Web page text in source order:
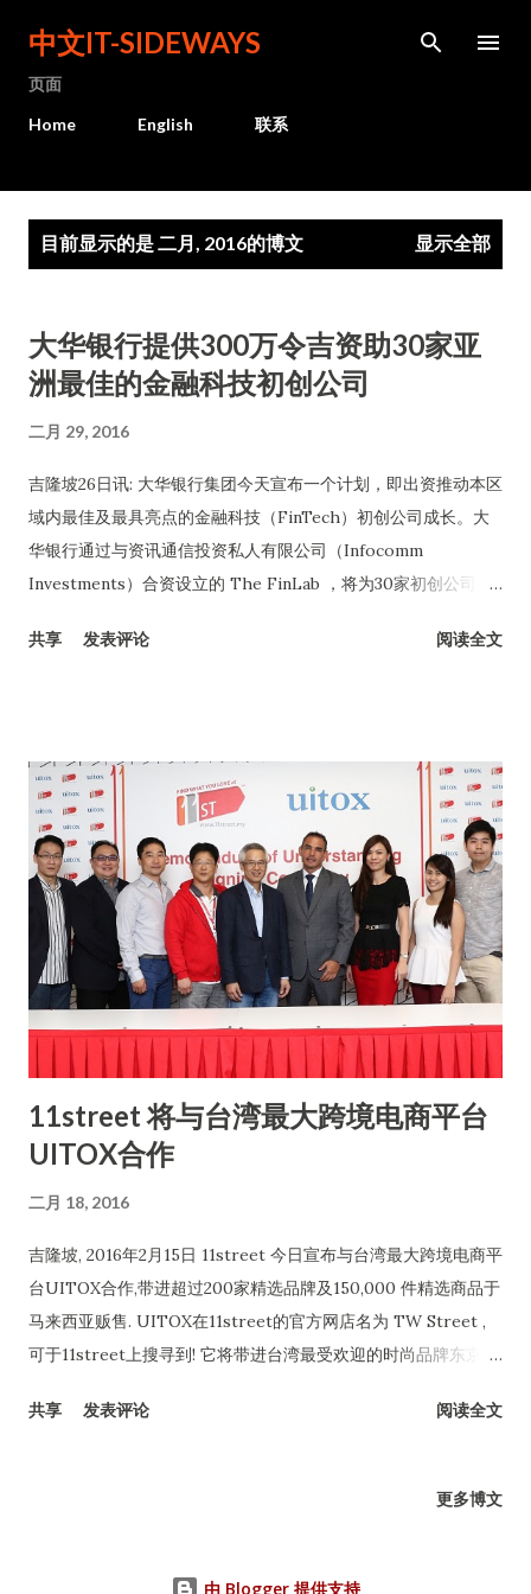
跳至主要内容
中文IT-SIDEWAYS
页面
Home
English 联系
目前显示的是 二月, 2016的博文 显示全部
大华银行提供300万令吉资助30家亚
洲最佳的金融科技初创公司
二月 29, 2016
吉隆坡26日讯: 大华银行集团今天宣布一个计划，即出资推动本区
域内最佳及最具亮点的金融科技（FinTech）初创公司成长。大
华银行通过与资讯通信投资私人有限公司（Infocomm
Investments）合资设立的 The FinLab ，将为30家初创公司提
创公司提供9万令吉种子资金，换取6%股权。每家初创公司亦将
两年内举办三轮创业加速活动。获选的第一批10家初创公司将于
今年5月开始参与创业加速活动。每家初创公司最好至少已开发一
个简单可行的金融解决方案，适用于支付、财富管理、客户体验
与管理、大数据分析、移动解决方案及中小型企业银行服务等金
融领域。参与者也将获得金融机构专家和成功创业企业家的专门
指导。他们也有机会与潜在投资者接洽，把它们的商业点子推向
市场。
共享 发表评论 阅读全文
11street 将与台湾最大跨境电商平台
UITOX合作
二月 18, 2016
吉隆坡, 2016年2月15日 11street 今日宣布与台湾最大跨境电商平
台UITOX合作,带进超过200家精选品牌及150,000 件精选商品于
马来西亚贩售. UITOX在11street的官方网店名为 TW Street ,
可于11street上搜寻到! 它将带进台湾最受欢迎的时尚品牌东京着
Wu, 宠爱之名, Dr Doruxi, 当然还有台湾最著名的名产凤梨酥、
11street’s General Manager of Merchandising; Sean Oh,
Jeon, 11street’s COO; Hoseok Kim, 11street’s CEO; Robert
共享 发表评论 阅读全文
更多博文
由 Blogger 提供支持